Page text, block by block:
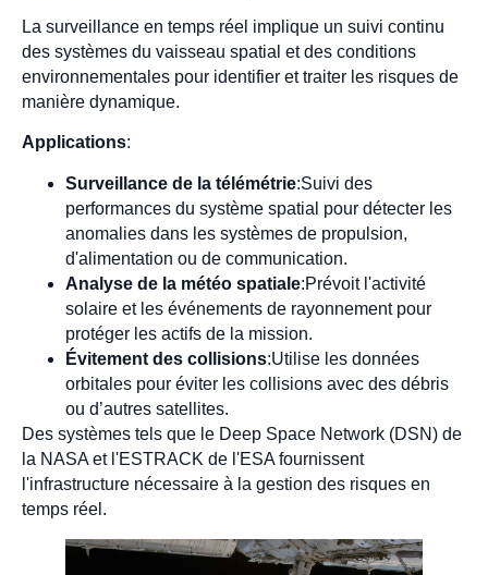
La surveillance en temps réel implique un suivi continu
des systèmes du vaisseau spatial et des conditions
environnementales pour identifier et traiter les risques de
manière dynamique.
Applications:
Surveillance de la télémétrie:Suivi des
performances du système spatial pour détecter les
anomalies dans les systèmes de propulsion,
d'alimentation ou de communication.
Analyse de la météo spatiale:Prévoit l'activité
solaire et les événements de rayonnement pour
protéger les actifs de la mission.
Évitement des collisions:Utilise les données
orbitales pour éviter les collisions avec des débris
ou d’autres satellites.
Des systèmes tels que le Deep Space Network (DSN) de
la NASA et l'ESTRACK de l'ESA fournissent
l'infrastructure nécessaire à la gestion des risques en
temps réel.